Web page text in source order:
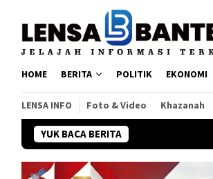
HOME BERITA POLITIK EKONOMI
LENSA INFO Foto & Video Khazanah
YUK BACA BERITA Bukan